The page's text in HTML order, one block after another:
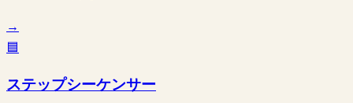
→
🟦
ステップシーケンサー